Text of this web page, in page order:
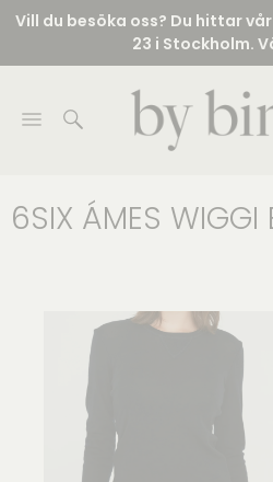
Vill du besöka oss? Du hittar
23 i Stockholm.
6SIX ÁMES